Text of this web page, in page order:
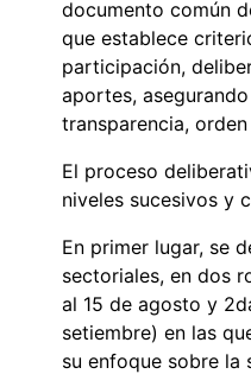
documento común
que establece
participación,
aportes,
transparencia,
El proceso
niveles sucesivos y
En primer lugar, se
sectoriales, en dos
al 15 de agosto y
setiembre) en las
su enfoque sobre la